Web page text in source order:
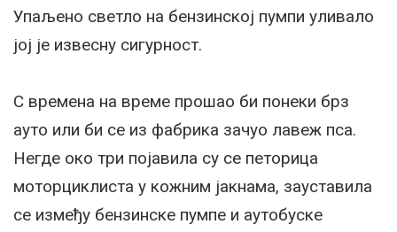
Упаљено светло на бензинској пумпи уливало
јој је извесну сигурност.
С времена на време прошао би понеки брз
ауто или би се из фабрика зачуо лавеж пса.
Негде око три појавила су се петорица
моторциклиста у кожним јакнама, зауставила
се између бензинске пумпе и аутобуске